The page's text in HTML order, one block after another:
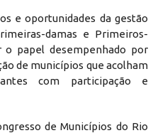
e oportunidades da gestão
damas e Primeiros-
o papel desempenhado por
de municípios que acolham
com participação e
de Municípios do Rio